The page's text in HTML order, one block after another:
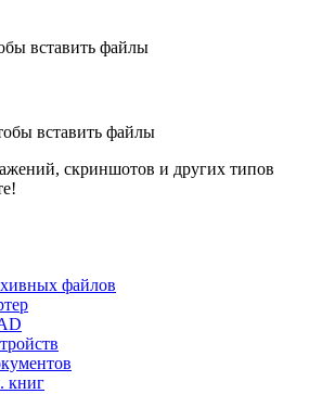
вставить файлы
вставить файлы
скриншотов и других типов
файлов
книг